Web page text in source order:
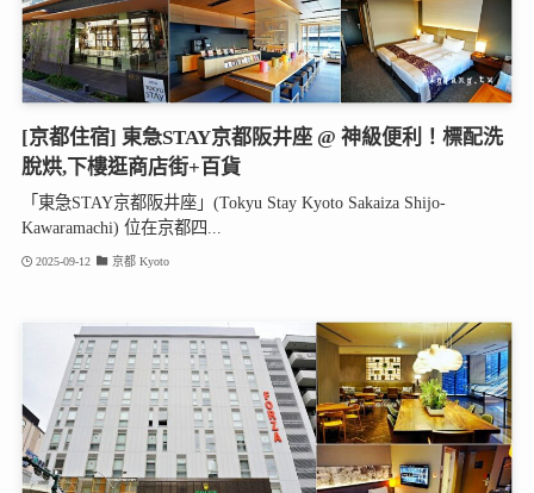
[京都住宿] 東急STAY京都阪井座 @ 神級便利！標配洗
脫烘,下樓逛商店街+百貨
「東急STAY京都阪井座」(Tokyu Stay Kyoto Sakaiza Shijo-
Kawaramachi) 位在京都四...
2025-09-12 京都 Kyoto